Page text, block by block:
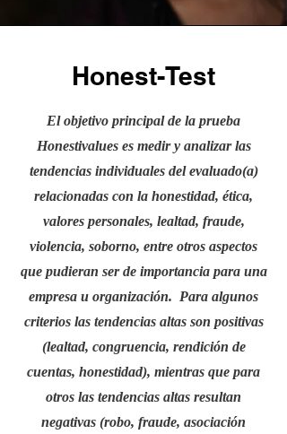
Honest-Test
El objetivo principal de la prueba
Honestivalues es medir y analizar las
tendencias individuales del evaluado(a)
relacionadas con la honestidad, ética,
valores personales, lealtad, fraude,
violencia, soborno, entre otros aspectos
que pudieran ser de importancia para una
empresa u organización. Para algunos
criterios las tendencias altas son positivas
(lealtad, congruencia, rendición de
cuentas, honestidad), mientras que para
otros las tendencias altas resultan
negativas (robo, fraude, asociación